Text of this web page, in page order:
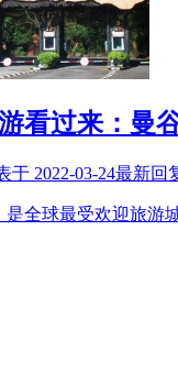
看过来：曼
于 2022-03-24最新回
球最受欢迎旅游城